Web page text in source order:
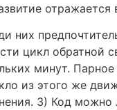
отражается
них
цикл обратной
минут.
из этого же
3) Код можно